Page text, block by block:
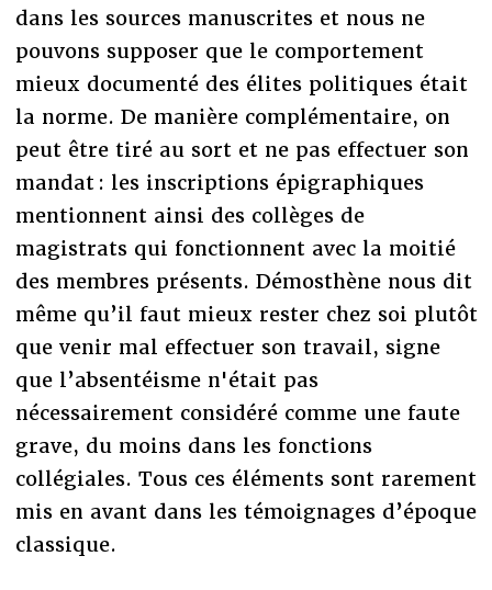
dans les sources manuscrites et nous ne
pouvons supposer que le comportement
mieux documenté des élites politiques était
la norme. De manière complémentaire, on
peut être tiré au sort et ne pas effectuer son
mandat : les inscriptions épigraphiques
mentionnent ainsi des collèges de
magistrats qui fonctionnent avec la moitié
des membres présents. Démosthène nous dit
même qu’il faut mieux rester chez soi plutôt
que venir mal effectuer son travail, signe
que l’absentéisme n'était pas
nécessairement considéré comme une faute
grave, du moins dans les fonctions
collégiales. Tous ces éléments sont rarement
mis en avant dans les témoignages d’époque
classique.